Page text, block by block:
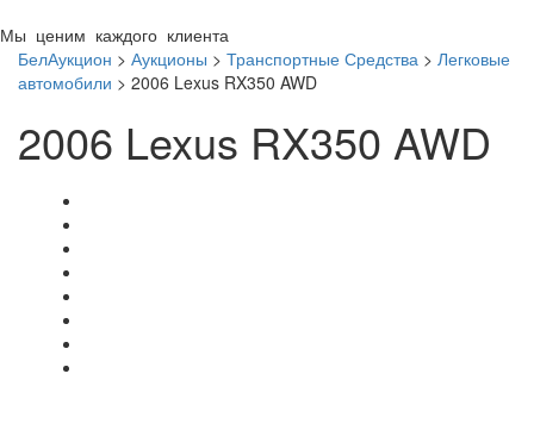
Мы ценим каждого клиента
БелАукцион > Аукционы > Транспортные Средства > Легковые
автомобили > 2006 Lexus RX350 AWD
2006 Lexus RX350 AWD